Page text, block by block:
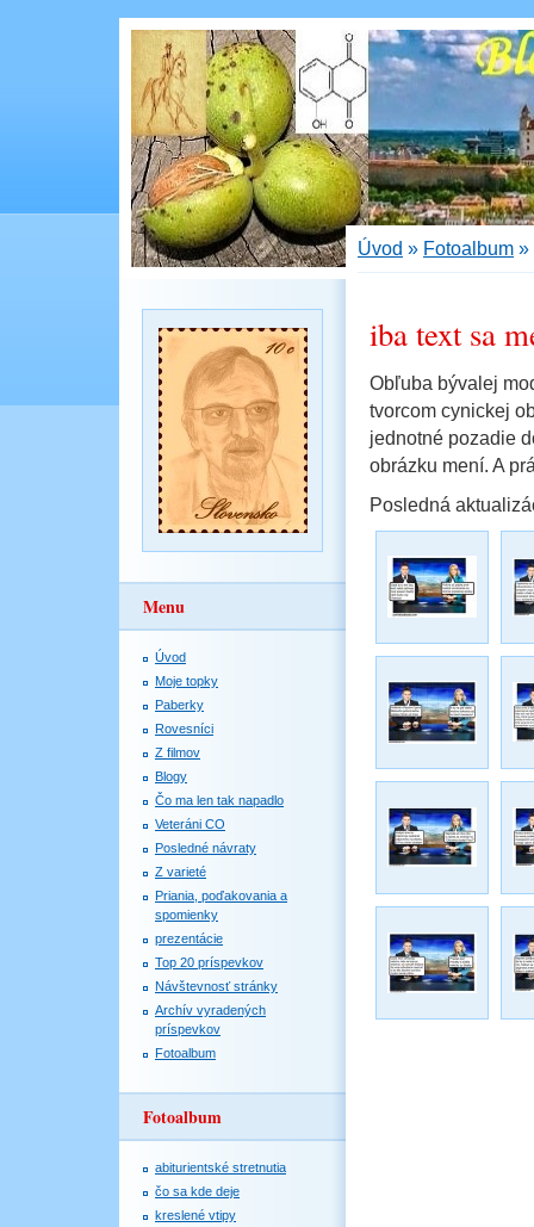
Menu
Úvod
Moje topky
Paberky
Rovesníci
Z filmov
Blogy
Čo ma len tak napadlo
Veteráni CO
Posledné návraty
Z varieté
Priania, poďakovania a
spomienky
prezentácie
Top 20 príspevkov
Návštevnosť stránky
Archív vyradených
príspevkov
Fotoalbum
Fotoalbum
abiturientské stretnutia
čo sa kde deje
kreslené vtipy
Úvod » Fotoalbum »
iba text sa
Obľuba bývalej
tvorcom cynickej
jednotné pozadie
obrázku mení. A
Posledná